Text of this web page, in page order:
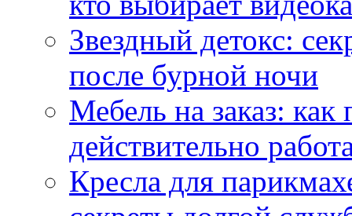
Звездный детокс:
после бурной ночи
Мебель на заказ:
действительно
Кресла для